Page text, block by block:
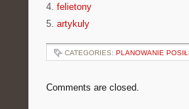
4. felietony
5. artykuly
CATEGORIES: PLANOWANIE
Comments are closed.